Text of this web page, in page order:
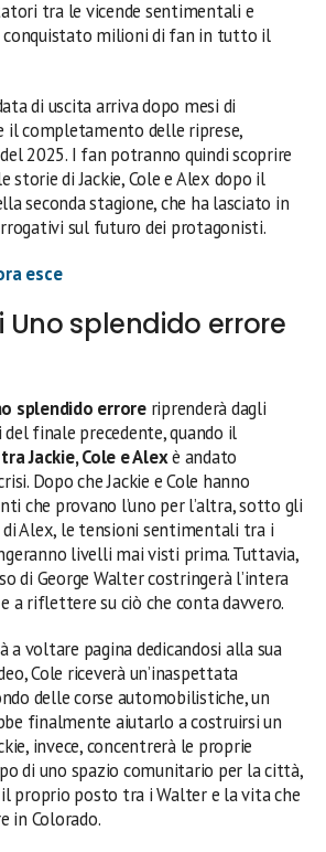
tra le vicende sentimentali e
conquistato milioni di fan in tutto il
di uscita arriva dopo mesi di
il completamento delle riprese,
2025. I fan potranno quindi scoprire
storie di Jackie, Cole e Alex dopo il
seconda stagione, che ha lasciato in
sul futuro dei protagonisti.
esce
Uno splendido errore
splendido erroreriprenderà dagli
finale precedente, quando il
Jackie, Cole e Alexè andato
Dopo che Jackie e Cole hanno
che provano l’uno per l’altra, sotto gli
Alex, le tensioni sentimentali tra i
livelli mai visti prima. Tuttavia,
di George Walter costringerà l’intera
a riflettere su ciò che conta davvero.
a voltare pagina dedicandosi alla sua
Cole riceverà un’inaspettata
delle corse automobilistiche, un
finalmente aiutarlo a costruirsi un
invece, concentrerà le proprie
di uno spazio comunitario per la città,
proprio posto tra i Walter e la vita che
in Colorado.